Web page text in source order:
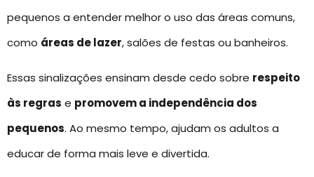
pequenos a entender melhor o uso das áreas comuns,
como áreas de lazer, salões de festas ou banheiros.
Essas sinalizações ensinam desde cedo sobre respeito
às regras e promovem a independência dos
pequenos. Ao mesmo tempo, ajudam os adultos a
educar de forma mais leve e divertida.